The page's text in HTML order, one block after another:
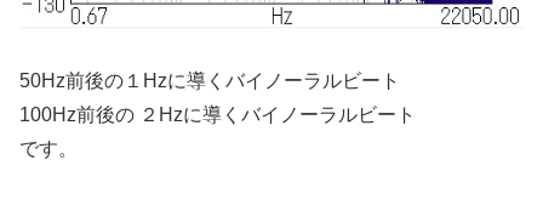
50Hz前後の１Hzに導くバイノーラルビート
100Hz前後の ２Hzに導くバイノーラルビート
です。